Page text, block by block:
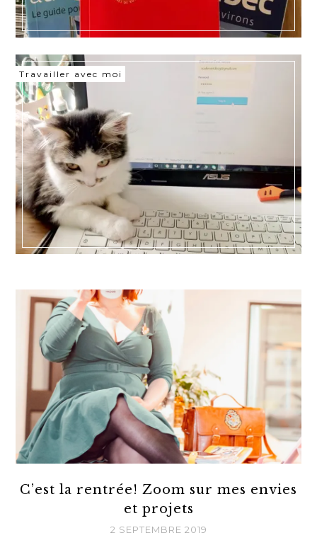
Travailler avec moi
C’est la rentrée! Zoom sur mes envies
et projets
2 SEPTEMBRE 2019